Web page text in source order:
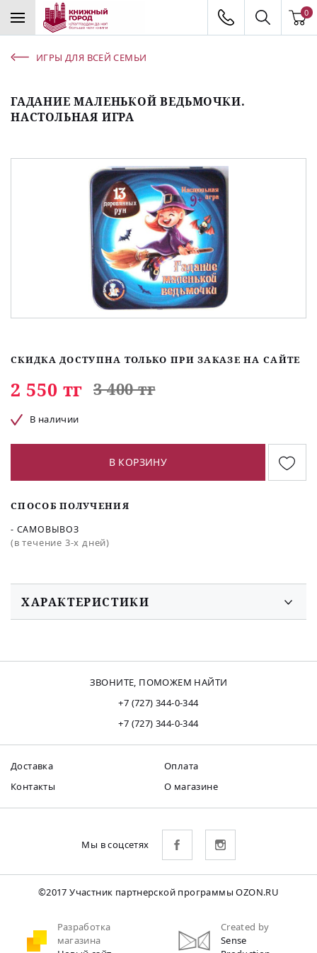
0
ИГРЫ ДЛЯ ВСЕЙ СЕМЬИ
ГАДАНИЕ МАЛЕНЬКОЙ ВЕДЬМОЧКИ.
НАСТОЛЬНАЯ ИГРА
СКИДКА ДОСТУПНА ТОЛЬКО ПРИ ЗАКАЗЕ НА САЙТЕ
2 550 тг 3 400 тг
В наличии
В КОРЗИНУ
СПОСОБ ПОЛУЧЕНИЯ
- САМОВЫВОЗ
(в течение 3-х дней)
ХАРАКТЕРИСТИКИ
ЗВОНИТЕ, ПОМОЖЕМ НАЙТИ
+7 (727) 344-0-344
+7 (727) 344-0-344
Доставка
Оплата
Контакты
О магазине
Мы в соцсетях
©2017 Участник партнерской программы OZON.RU
Разработка
магазина
Created by
Sense